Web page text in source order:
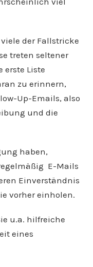
der Fallstricke
treten seltener
erste Liste
zu erinnern,
Up-Emails, also
und die
haben,
E-Mails
Einverständnis
vorher einholen.
u.a. hilfreiche
eines